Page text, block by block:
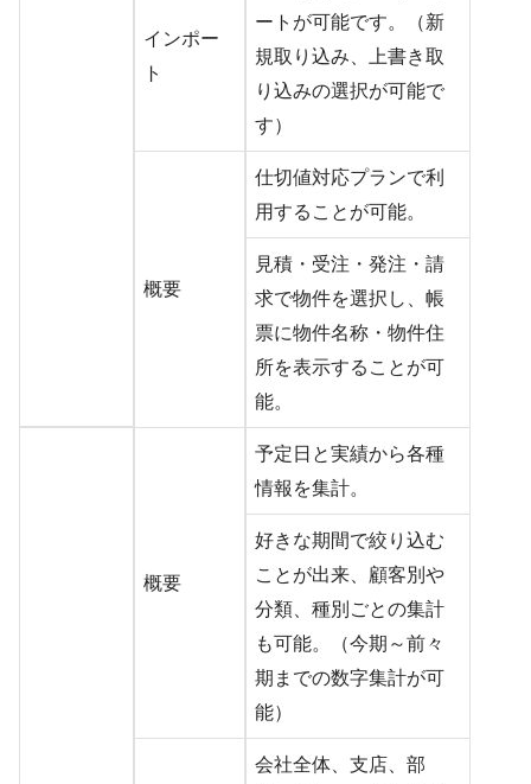
インポー
ト
ートが可能です。（新
規取り込み、上書き取
り込みの選択が可能で
す）
概要
仕切値対応プランで利
用することが可能。
見積・受注・発注・請
求で物件を選択し、帳
票に物件名称・物件住
所を表示することが可
能。
概要
予定日と実績から各種
情報を集計。
好きな期間で絞り込む
ことが出来、顧客別や
分類、種別ごとの集計
も可能。（今期～前々
期までの数字集計が可
能）
会社全体、支店、部